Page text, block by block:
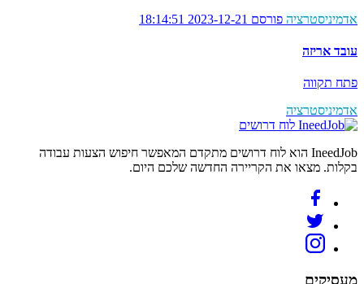
אדמיניסטרציה פורסם 2023-12-21 18:14:51
עובד אריזה
פתח תקווה
אדמיניסטרציה
לוח דרושים
IneedJob הוא לוח דרושים מתקדם המאפשר חיפוש הצעות עבודה
בקלות. מצאו את הקריירה החדשה שלכם היום.
מעסיקים